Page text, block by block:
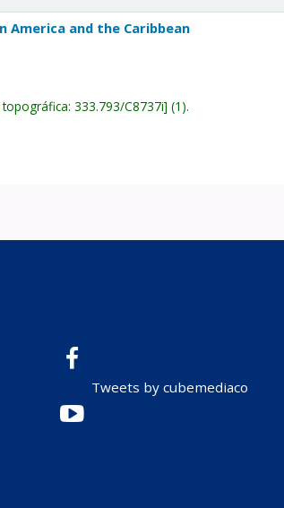
America and the Caribbean
topográfica:333.793/C8737i (1).
Tweets by cubemediaco